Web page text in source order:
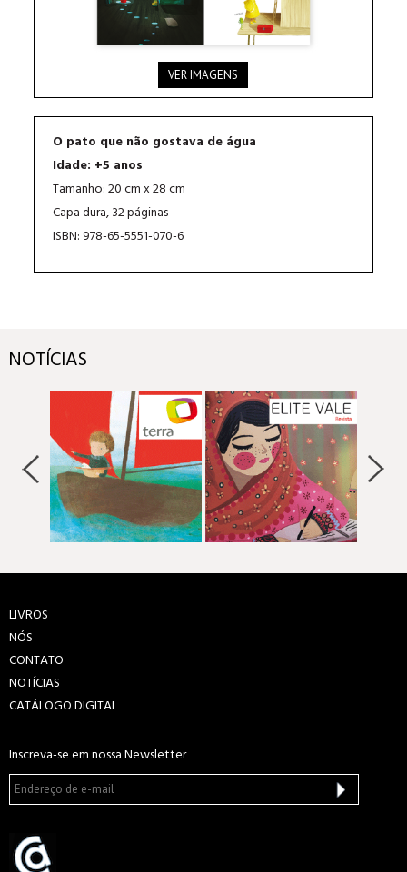
VER IMAGENS
O pato que não gostava de água
Idade: +5 anos
Tamanho: 20 cm x 28 cm
Capa dura, 32 páginas
ISBN: 978-65-5551-070-6
NOTÍCIAS
LIVROS
NÓS
CONTATO
NOTÍCIAS
CATÁLOGO DIGITAL
Inscreva-se em nossa Newsletter